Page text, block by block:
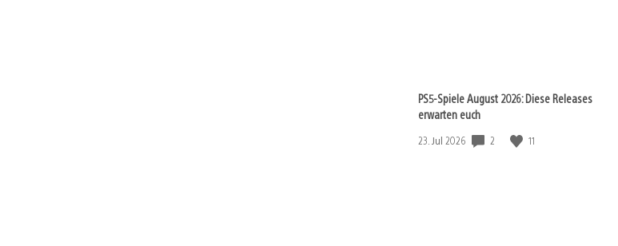
PS5-Spiele August 2026: Diese Releases
erwarten euch
Veröffentlichungsdatum:
23. Jul 2026 2 11